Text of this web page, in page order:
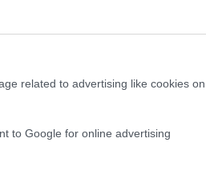
related to advertising like cookies on
to Google for online advertising
Infine, la
dalla somma
le cessazioni, è